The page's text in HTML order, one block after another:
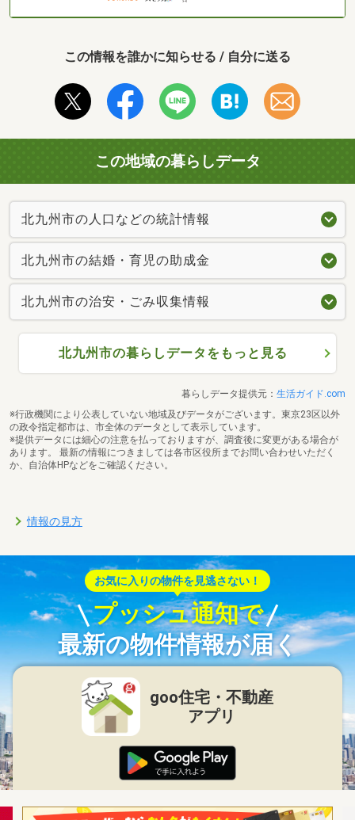
この情報を誰かに知らせる / 自分に送る
この地域の暮らしデータ
北九州市の人口などの統計情報
北九州市の結婚・育児の助成金
北九州市の治安・ごみ収集情報
北九州市の暮らしデータをもっと見る
暮らしデータ提供元： 生活ガイド.com
※行政機関により公表していない地域及びデータがございます。東京23区以外
の政令指定都市は、市全体のデータとして表示しています。
※提供データには細心の注意を払っておりますが、調査後に変更がある場合が
あります。 最新の情報につきましては各市区役所までお問い合わせいただく
か、自治体HPなどをご確認ください。
情報の見方
お気に入りの物件を見逃さない！
プッシュ通知で
最新の物件情報が届く
goo住宅・不動産
アプリ